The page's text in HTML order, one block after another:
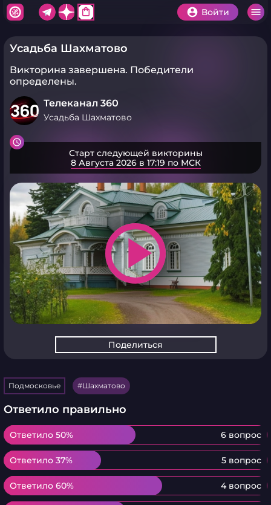
shopping_bag Войти
Усадьба Шахматово
Викторина завершена. Победители
определены.
Телеканал 360
Усадьба Шахматово
Старт следующей викторины
8 Августа 2026 в 17:19 по МСК
play_arrow
Поделиться
Подмосковье Шахматово
Ответило правильно
Ответило 50% 6 вопрос
Ответило 50%
Ответило 37% 5 вопрос
Ответило 37%
Ответило 60% 4 вопрос
Ответило 60%